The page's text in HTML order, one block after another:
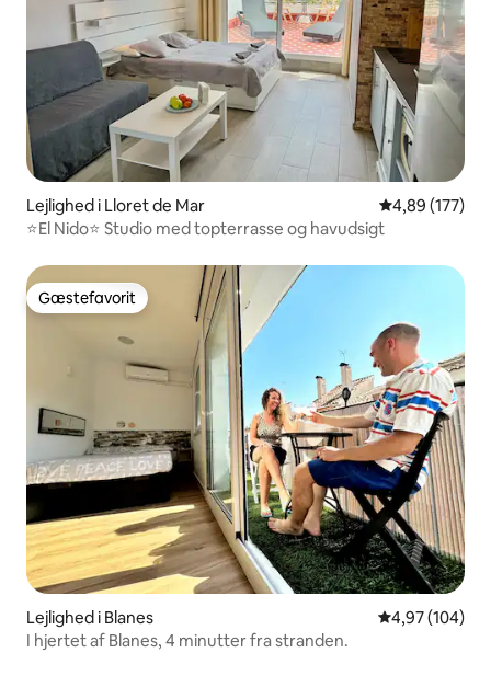
Lejlighed i Lloret de Mar 4,89 ud af 5 i
4,89 (177)
⭐️El Nido⭐️ Studio med topterrasse og havudsigt
Gæstefavorit
Gæstefavorit
Lejlighed i Blanes 4,97 ud af 5 i
4,97 (104)
I hjertet af Blanes, 4 minutter fra stranden.